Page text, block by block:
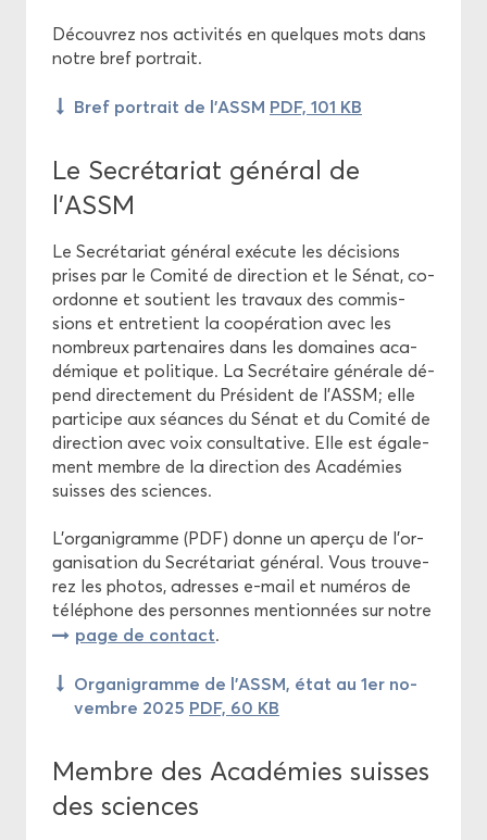
Dé­cou­vrez nos ac­ti­vi­tés en quelques mots dans
notre bref por­trait.
Bref por­trait de l’ASSM PDF, 101 KB
Le Se­cré­ta­riat gé­né­ral de
l'ASSM
Le Se­cré­ta­riat gé­né­ral exé­cute les dé­ci­sions
prises par le Co­mi­té de di­rec­tion et le Sénat, co­
or­donne et sou­tient les tra­vaux des com­mis­
sions et en­tre­tient la co­opé­ra­tion avec les
nom­breux par­te­naires dans les do­maines aca­
dé­mique et po­li­tique. La Se­cré­taire gé­né­rale dé­
pend di­rec­te­ment du Pré­sident de l'ASSM; elle
par­ti­cipe aux séances du Sénat et du Co­mi­té de
di­rec­tion avec voix consul­ta­tive. Elle est éga­le­
ment membre de la di­rec­tion des Aca­dé­mies
suisses des sciences.
L’or­ga­ni­gramme (PDF) donne un aper­çu de l’or­
ga­ni­sa­tion du Se­cré­ta­riat gé­né­ral. Vous trou­ve­
rez les pho­tos, adresses e-​mail et nu­mé­ros de
té­lé­phone des per­sonnes men­tion­nées sur notre
page de contact.
Or­ga­ni­gramme de l’ASSM, état au 1er no­
vembre 2025 PDF, 60 KB
Membre des Aca­dé­mies suisses
des sciences